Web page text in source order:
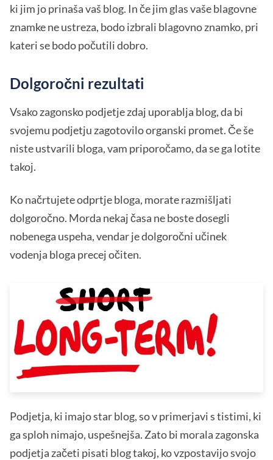
ki jim jo prinaša vaš blog. In če jim glas vaše blagovne
znamke ne ustreza, bodo izbrali blagovno znamko, pri
kateri se bodo počutili dobro.
Dolgoročni rezultati
Vsako zagonsko podjetje zdaj uporablja blog, da bi
svojemu podjetju zagotovilo organski promet. Če še
niste ustvarili bloga, vam priporočamo, da se ga lotite
takoj.
Ko načrtujete odprtje bloga, morate razmišljati
dolgoročno. Morda nekaj časa ne boste dosegli
nobenega uspeha, vendar je dolgoročni učinek
vodenja bloga precej očiten.
Podjetja, ki imajo star blog, so v primerjavi s tistimi, ki
ga sploh nimajo, uspešnejša. Zato bi morala zagonska
podjetja začeti pisati blog takoj, ko vzpostavijo svojo